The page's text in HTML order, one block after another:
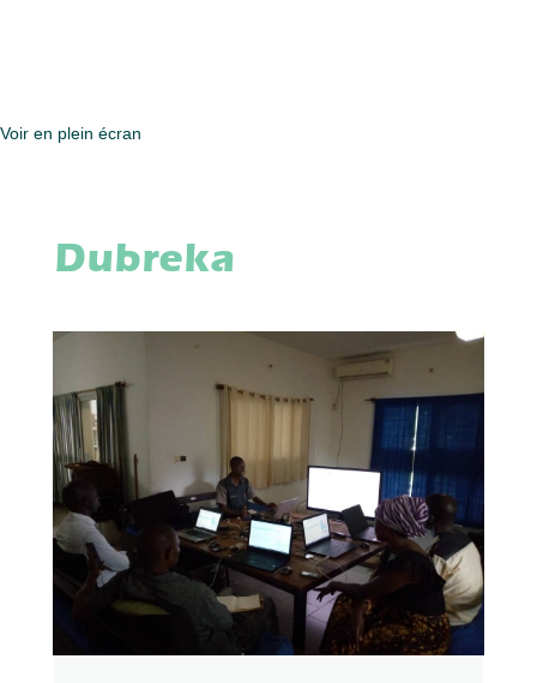
Voir en plein écran
Dubreka